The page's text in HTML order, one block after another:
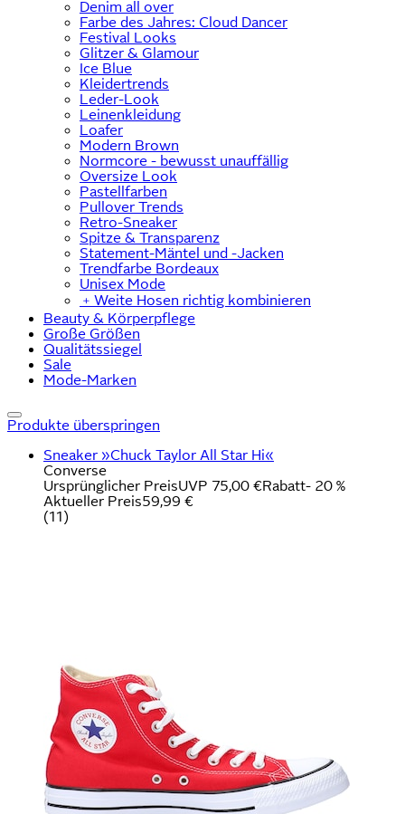
Denim all over
Farbe des Jahres: Cloud Dancer
Festival Looks
Glitzer & Glamour
Ice Blue
Kleidertrends
Leder-Look
Leinenkleidung
Loafer
Modern Brown
Normcore - bewusst unauffällig
Oversize Look
Pastellfarben
Pullover Trends
Retro-Sneaker
Spitze & Transparenz
Statement-Mäntel und -Jacken
Trendfarbe Bordeaux
Unisex Mode
﹢ Weite Hosen richtig kombinieren
Beauty & Körperpflege
Große Größen
Qualitätssiegel
Sale
Mode-Marken
Produkte überspringen
Sneaker »Chuck Taylor All Star Hi«
Converse
Ursprünglicher PreisUVP 75,00 €Rabatt- 20 %
Aktueller Preis59,99 €
(11)